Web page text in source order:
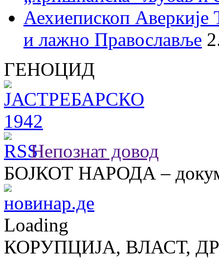
Аехиепископ
и лажно Православље
ГЕНОЦИД
Непознат довод
БОЈКОТ НАРОДА –
Loading
КОРУПЦИЈА, ВЛАСТ,